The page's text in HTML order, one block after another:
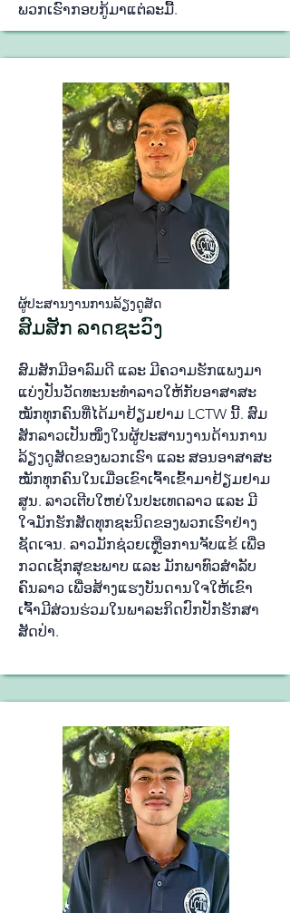
ພວກ​ເຮົາ​ກອບ​ກູ້​ມາ​ແຕ່​ລະ​ມື້.
ຜູ້​ປະ​ສານ​ງານ​ການ​ລ້ຽງ​ດູ​ສັດ
ສົມ​ສັກ ລາດ​ຊະ​ວົງ
ສົມ​ສັກ​ມີ​ອາ​ລົມ​ດີ ແລະ ມີ​ຄວາມ​ຮັກ​ແພງ​ມາ​
ແບ່ງ​ປັນ​ວັດ​ທະ​ນະ​ທຳ​ລາວ​ໃຫ້​ກັບ​ອາ​ສາ​ສະ​
ໝັກ​ທຸກ​ຄົນ​ທີ່​ໄດ້​ມາ​ຢ້ຽມ​ຢາມ LCTW ນີ້. ສົມ​
ສັກ​ລາວ​ເປັນ​ໜຶ່ງ​ໃນ​ຜູ້​ປະ​ສານ​ງານ​​ດ້ານການ​
ລ້ຽງ​ດູ​ສັດ​ຂອງ​ພວກ​ເຮົາ ແລະ ສອນ​ອາ​ສາ​ສະ​
ໝັກ​ທຸກ​ຄົນ​ໃນ​ເມື່ອ​ເຂົາ​ເຈົ້າ​ເຂົ້າມາ​ຢ້ຽມ​ຢາມ
ສູນ. ລາວເຕີບ​ໃຫຍ່​ໃນ​ປະ​ເທດ​ລາວ ແລະ ມີ​
ໃຈ​ມັກ​ຮັກ​ສັດ​ທຸກ​ຊະ​ນິດ​ຂອງ​ພວກ​ເຮົາ​ຢ່າງ​
ຊັດ​ເຈນ. ລາວ​ມັກ​ຊ່ວຍ​ເຫຼືອ​ການ​ຈັບ​ແຂ້ ເພື່ອ
ກວດ​ເຊັກ​ສຸ​ຂະ​ພາບ ແລະ ມັກ​ພາ​ທົວ​ສຳ​ລັບ​
ຄົນ​ລາວ ເພື່ອ​ສ້າງ​ແຮງ​ບັນ​ດານ​ໃຈ​ໃຫ້​ເຂົາ​
ເຈົ້າ​ມີ​ສ່ວນ​ຮ່ວມ​ໃນ​ພາ​ລະ​ກິດປົກ​ປັກ​ຮັກ​ສາ​
ສັດ​ປ່າ.